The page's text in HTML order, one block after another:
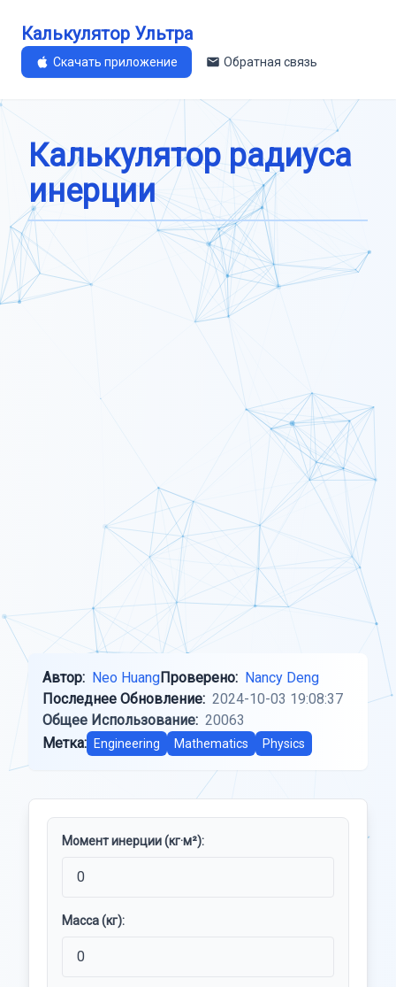
Калькулятор Ультра
Скачать приложение Обратная связь
Калькулятор радиуса
инерции
Автор: Neo HuangПроверено: Nancy Deng
Последнее Обновление: 2024-10-03 19:08:37
Общее Использование: 20063
Метка:
Engineering Mathematics Physics
Момент инерции (кг·м²):
Масса (кг):